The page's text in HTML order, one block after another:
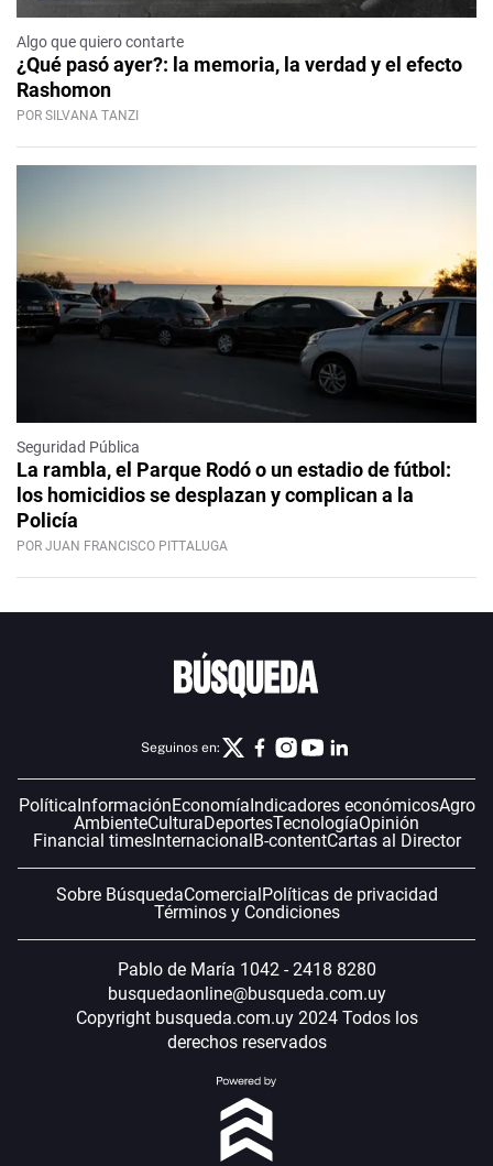
Algo que quiero contarte
¿Qué pasó ayer?: la memoria, la verdad y el efecto
Rashomon
POR SILVANA TANZI
Seguridad Pública
La rambla, el Parque Rodó o un estadio de fútbol:
los homicidios se desplazan y complican a la
Policía
POR JUAN FRANCISCO PITTALUGA
Seguinos en:
PolíticaInformaciónEconomíaIndicadores económicosAgro
AmbienteCulturaDeportesTecnologíaOpinión
Financial timesInternacionalB-contentCartas al Director
Sobre BúsquedaComercialPolíticas de privacidad
Términos y Condiciones
Pablo de María 1042 - 2418 8280
busquedaonline@busqueda.com.uy
Copyright busqueda.com.uy 2024 Todos los
derechos reservados